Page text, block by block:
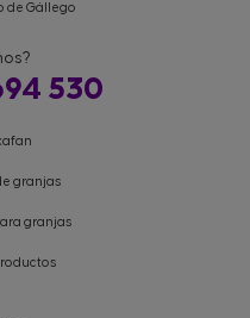
de Gállego
530
granjas
granjas